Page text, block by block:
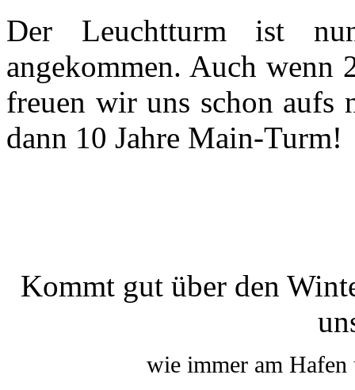
Der Leuchtturm ist
angekommen. Auch wenn
freuen wir uns schon aufs
dann 10 Jahre Main-Turm!
Kommt gut über den
wie immer am